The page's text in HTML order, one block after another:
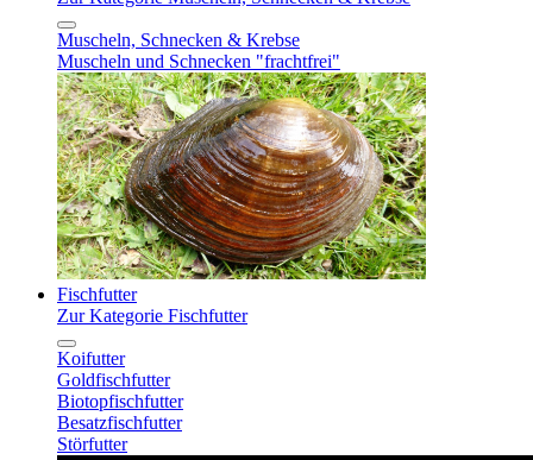
Muscheln, Schnecken & Krebse
Muscheln und Schnecken "frachtfrei"
Fischfutter
Zur Kategorie Fischfutter
Koifutter
Goldfischfutter
Biotopfischfutter
Besatzfischfutter
Störfutter